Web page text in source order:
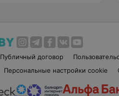
Публичный договор
Персональные настройки cookie